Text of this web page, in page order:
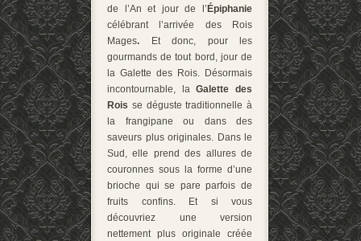
de l’An et jour de l’ Épiphanie
célébrant l’arrivée des
Rois
Mages. Et donc, pour les
gourmands de tout bord, jour de
la Galette des Rois. Désormais
incontournable, laGalette des
Rois se déguste traditionnelle à
la frangipane ou dans des
saveurs plus originales. Dans le
Sud, elle prend des allures de
couronnes sous la forme d’une
brioche qui se pare parfois de
fruits confins. Et si vous
découvriez une version
nettement plus originale créée